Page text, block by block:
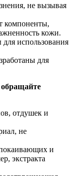
не вызывая
компоненты,
кожи.
использования
для
отдушек и
не
и
экстракта